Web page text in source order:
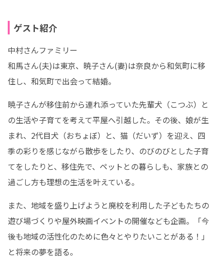
ゲスト紹介
中村さんファミリー
和馬さん(夫)は東京、暁子さん(妻)は奈良から和気町に移
住し、和気町で出会って結婚。
暁子さんが移住前から連れ添っていた先輩犬（こつぶ）と
の生活や子育てを考えて平屋へ引越した。その後、娘が生
まれ、2代目犬（おちょぼ）と、猫（だいず）を迎え、四
季の彩りを感じながら散歩をしたり、のびのびとした子育
てをしたりと、移住先で、ペットとの暮らしも、家族との
過ごし方も理想の生活を叶えている。
また、地域を盛り上げようと廃校を利用した子どもたちの
遊び場づくりや屋外映画イベントの開催なども企画。「今
後も地域の活性化のために色々とやりたいことがある！」
と将来の夢を語る。